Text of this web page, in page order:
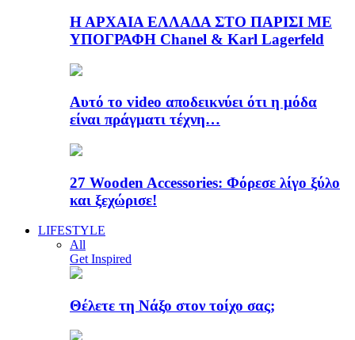
Η ΑΡΧΑΙΑ ΕΛΛΑΔΑ ΣΤΟ ΠΑΡΙΣΙ ΜΕ
ΥΠΟΓΡΑΦΗ Chanel & Karl Lagerfeld
Αυτό το video αποδεικνύει ότι η μόδα
είναι πράγματι τέχνη…
27 Wooden Accessories: Φόρεσε λίγο ξύλο
και ξεχώρισε!
LIFESTYLE
All
Get Inspired
Θέλετε τη Νάξο στον τοίχο σας;